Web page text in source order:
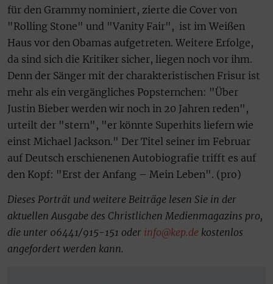
für den Grammy nominiert, zierte die Cover von
"Rolling Stone" und "Vanity Fair", ist im Weißen
Haus vor den Obamas aufgetreten. Weitere Erfolge,
da sind sich die Kritiker sicher, liegen noch vor ihm.
Denn der Sänger mit der charakteristischen Frisur ist
mehr als ein vergängliches Popsternchen: "Über
Justin Bieber werden wir noch in 20 Jahren reden",
urteilt der "stern", "er könnte Superhits liefern wie
einst Michael Jackson." Der Titel seiner im Februar
auf Deutsch erschienenen Autobiografie trifft es auf
den Kopf: "Erst der Anfang – Mein Leben". (pro)
Dieses Porträt und weitere Beiträge lesen Sie in der
aktuellen Ausgabe des Christlichen Medienmagazins pro,
die unter 06441/915-151 oder info@kep.de kostenlos
angefordert werden kann.